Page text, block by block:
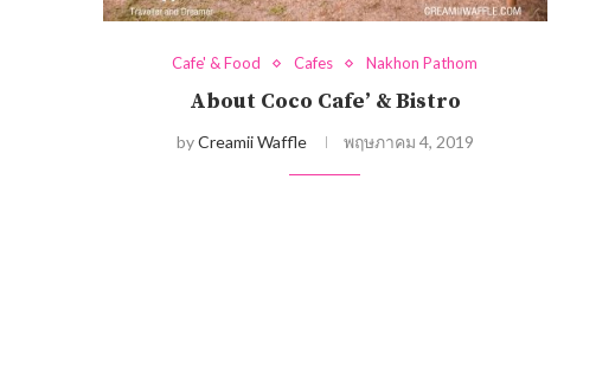
Cafe' & Food Cafes Nakhon Pathom
About Coco Cafe’ & Bistro
byCreamii Waffle พฤษภาคม 4, 2019